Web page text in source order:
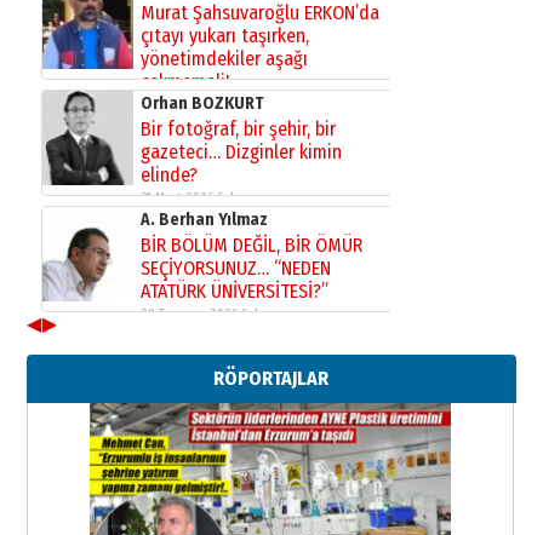
Murat Şahsuvaroğlu ERKON’da
çıtayı yukarı taşırken,
yönetimdekiler aşağı
çekmemeli!
17 Şubat 2026 SalıOrhan BOZKURT
Bir fotoğraf, bir şehir, bir
gazeteci… Dizginler kimin
elinde?
31 Mart 2026 Salı
A. Berhan Yılmaz
BİR BÖLÜM DEĞİL, BİR ÖMÜR
SEÇİYORSUNUZ… “NEDEN
ATATÜRK ÜNİVERSİTESİ?”
28 Temmuz 2026 Salı
Ahmed Yesevi’den bir Alperen…
”Reisimiz” idi… Hakka yürüdü.!
26 Mart 2026 Perşembe
Cem Bakırcı
Ardında bıraktığı hatıralarıyla
gönül adamı Faruk Terzioğlu!
13 Mayıs 2026 Çarşamba
◀▶
RÖPORTAJLAR